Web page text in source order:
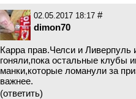
02.05.2017 18:17 #
dimon70
Карра прав.Челси и Ливерпуль
гоняли,пока остальные клубы
манки,которые ломанули за
важнее.
(ответить)